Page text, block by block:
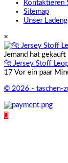
Kontaktieren
Sitemap
Unser
×
Jemand hat gekauft
🐆 Jersey Stoff
17 Vor ein paar
© 2026 - taschen-
